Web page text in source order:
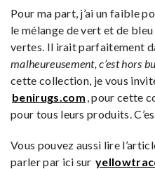
Pour ma part, j’ai un faible
le mélange de vert et de
vertes. Il irait parfaitement
malheureusement, c’est hors
cette collection, je vous
benirugs.com , pour cette
pour tous leurs produits.
Vous pouvez aussi lire
parler par ici sur